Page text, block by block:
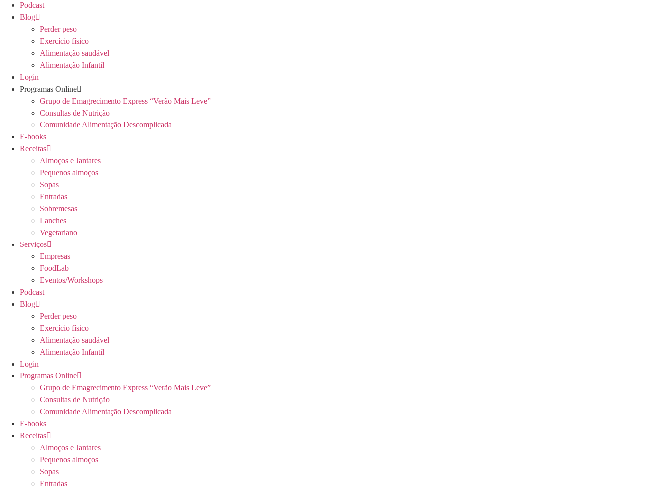
Podcast
Blog
Perder peso
Exercício físico
Alimentação saudável
Alimentação Infantil
Login
Programas Online
Grupo de Emagrecimento Express “Verão Mais Leve”
Consultas de Nutrição
Comunidade Alimentação Descomplicada
E-books
Receitas
Almoços e Jantares
Pequenos almoços
Sopas
Entradas
Sobremesas
Lanches
Vegetariano
Serviços
Empresas
FoodLab
Eventos/Workshops
Podcast
Blog
Perder peso
Exercício físico
Alimentação saudável
Alimentação Infantil
Login
Programas Online
Grupo de Emagrecimento Express “Verão Mais Leve”
Consultas de Nutrição
Comunidade Alimentação Descomplicada
E-books
Receitas
Almoços e Jantares
Pequenos almoços
Sopas
Entradas